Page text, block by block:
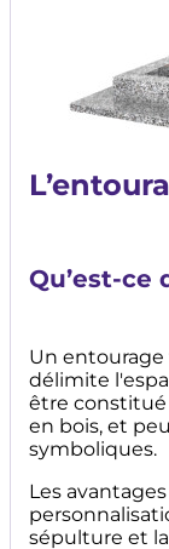
Qu’est-ce
Un
délimite
être constitué
en bois, et
symboliques.
Les
sépulture et